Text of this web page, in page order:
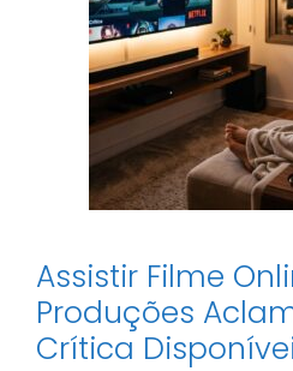
Assistir Filme
Produções
Crítica